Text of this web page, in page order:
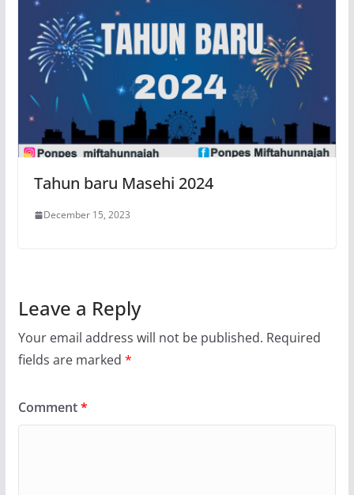
Tahun baru Masehi 2024
December 15, 2023
Leave a Reply
Your email address will not be published. Required
fields are marked *
Comment*